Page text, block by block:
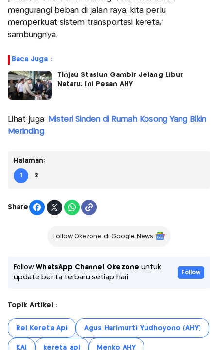
mengurangi beban di jalan raya, kita perlu
memperkuat sistem transportasi kereta,"
sambungnya.
Baca Juga :
Tinjau Stasiun Gambir Jelang Libur
Nataru, Ini Pesan AHY
Lihat juga: Misteri Sinden di Rumah Kosong Yang Bikin
Merinding
Halaman:
1 2
Share
Follow Okezone di Google News
FollowWhatsApp Channel Okezone untuk
update berita terbaru setiap hari
Follow
Topik Artikel :
Rel Kereta Api Agus Harimurti Yudhoyono (AHY)
KAI kereta api Menko AHY